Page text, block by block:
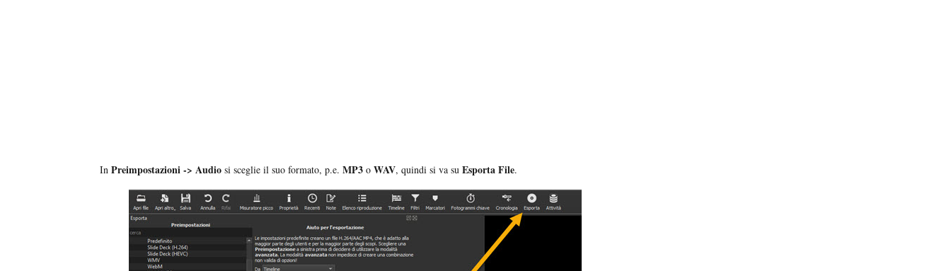
In Preimpostazioni -> Audio si sceglie il suo formato, p.e. MP3 o WAV, quindi si va su Esporta File.